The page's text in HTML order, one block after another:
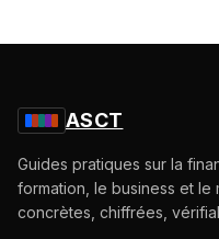
ASCT
Guides pratiques sur la
formation, le business et le
concrètes, chiffrées,